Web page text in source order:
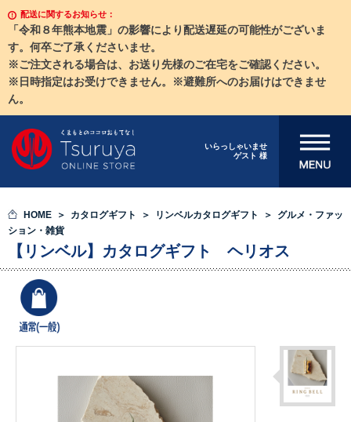
配送に関するお知らせ：
「令和８年熊本地震」の影響により配送遅延の可能性がございま
す。何卒ご了承くださいませ。
※ご注文される場合は、お送り先様のご在宅をご確認ください。
※日時指定はお受けできません。※避難所へのお届けはできませ
ん。
いらっしゃいませ
ゲスト 様
メニューを開
HOME カタログギフト リンベルカタログギフト
グルメ・ファッ
ション・雑貨
【リンベル】カタログギフト ヘリオス